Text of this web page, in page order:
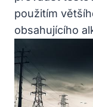
použitím
obsahujícího